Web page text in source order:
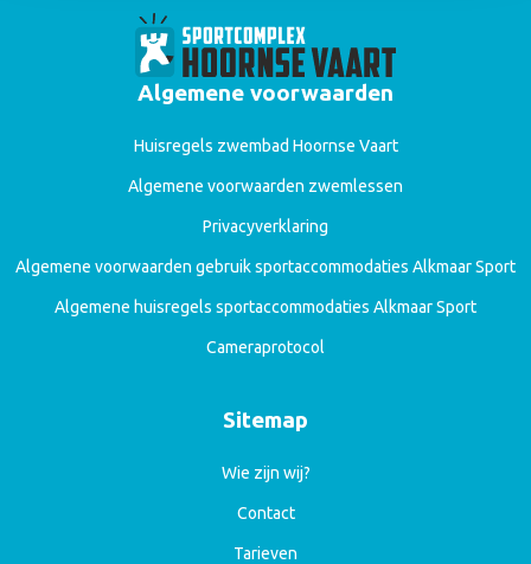
Algemene voorwaarden
Huisregels zwembad Hoornse Vaart
Algemene voorwaarden zwemlessen
Privacyverklaring
Algemene voorwaarden gebruik sportaccommodaties Alkmaar Sport
Algemene huisregels sportaccommodaties Alkmaar Sport
Cameraprotocol
Sitemap
Wie zijn wij?
Contact
Tarieven